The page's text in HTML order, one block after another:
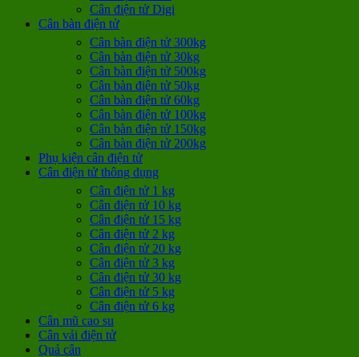
Cân điện tử Digi
Cân bàn điện tử
Cân bàn điện tử 300kg
Cân bàn điện tử 30kg
Cân bàn điện tử 500kg
Cân bàn điện tử 50kg
Cân bàn điện tử 60kg
Cân bàn điện tử 100kg
Cân bàn điện tử 150kg
Cân bàn điện tử 200kg
Phụ kiện cân điện tử
Cân điện tử thông dụng
Cân điện tử 1 kg
Cân điện tử 10 kg
Cân điện tử 15 kg
Cân điện tử 2 kg
Cân điện tử 20 kg
Cân điện tử 3 kg
Cân điện tử 30 kg
Cân điện tử 5 kg
Cân điện tử 6 kg
Cân mũ cao su
Cân vải điện tử
Quả cân